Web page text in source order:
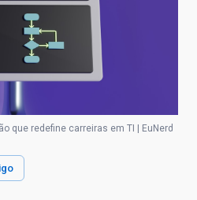
que redefine carreiras em TI | EuNerd